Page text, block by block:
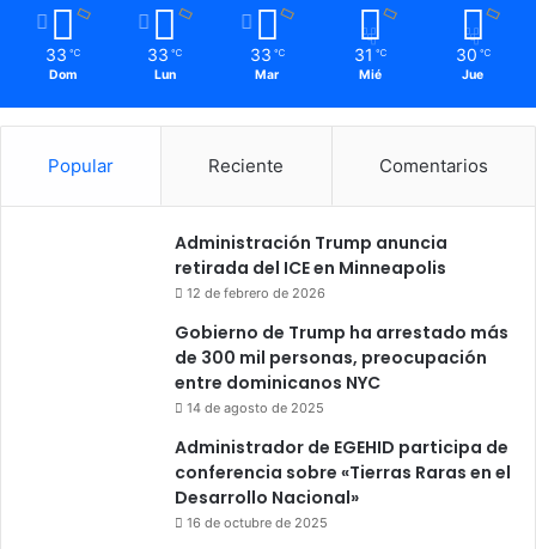
33 ℃
Dom
33 ℃
Lun
33 ℃
Mar
31 ℃
Mié
30 ℃
Jue
Popular Reciente Comentarios
Administración Trump anuncia
retirada del ICE en Minneapolis
12 de febrero de 2026
Gobierno de Trump ha arrestado más
de 300 mil personas, preocupación
entre dominicanos NYC
14 de agosto de 2025
Administrador de EGEHID participa de
conferencia sobre «Tierras Raras en el
Desarrollo Nacional»
16 de octubre de 2025